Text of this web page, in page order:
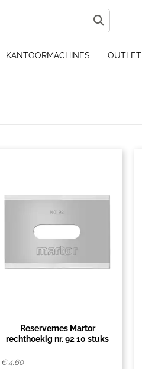
KANTOORMACHINES OUTLET
Reservemes Martor
rechthoekig nr. 92 10 stuks
€4,60